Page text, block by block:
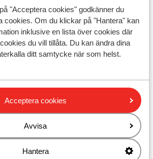
"Acceptera cookies" godkänner du
cookies. Om du klickar på "Hantera" kan
inklusive en lista över cookies där
du vill tillåta. Du kan ändra dina
ditt samtycke när som helst.
Acceptera cookies
Avvisa
Hantera
St Jean d'Arves
La Toussuire